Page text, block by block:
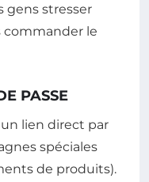
gens stresser
commander le
PASSE
lien direct par
spéciales
de produits).